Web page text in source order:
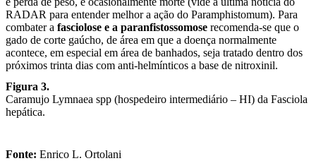
RADAR para entender melhor a ação do Paramphistomum). Para
combater a fasciolose e a paranfistossomose recomenda-se que o
gado de corte gaúcho, de área em que a doença normalmente
acontece, em especial em área de banhados, seja tratado dentro dos
próximos trinta dias com anti-helmínticos a base de nitroxinil.
Figura 3.
Caramujo Lymnaea spp (hospedeiro intermediário – HI) da Fasciola
hepática.
Fonte: Enrico L. Ortolani